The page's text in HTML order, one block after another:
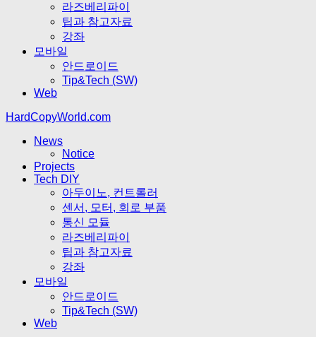
라즈베리파이
팁과 참고자료
강좌
모바일
안드로이드
Tip&Tech (SW)
Web
HardCopyWorld.com
News
Notice
Projects
Tech DIY
아두이노, 컨트롤러
센서, 모터, 회로 부품
통신 모듈
라즈베리파이
팁과 참고자료
강좌
모바일
안드로이드
Tip&Tech (SW)
Web